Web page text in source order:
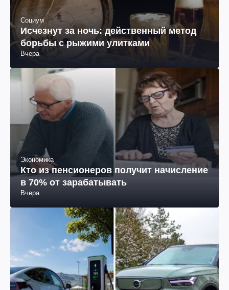
Социум
Исчезнут за ночь: действенный метод
борьбы с рыжими улитками
Вчера
Экономика
Кто из пенсионеров получит начисление
в 70% от зарабатывать
Вчера